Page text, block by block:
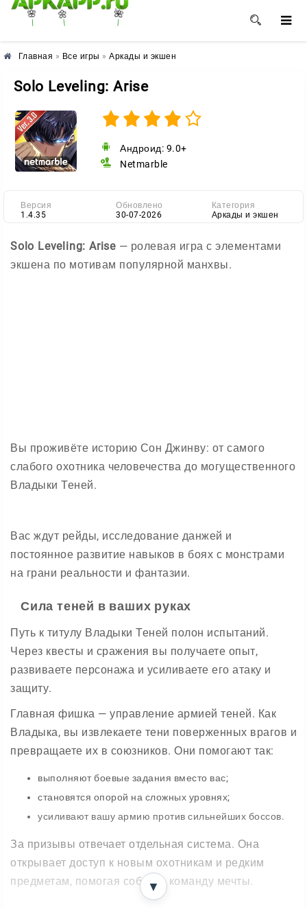
🌸 🌼 🌺
Главная » Все игры » Аркады и экшен
Solo Leveling: Arise
Андроид: 9.0+
Netmarble
Версия
1.4.35
Обновлено
30-07-2026
Категория
Аркады и экшен
Solo Leveling: Arise — ролевая игра с элементами
экшена по мотивам популярной манхвы.
Вы проживёте историю Сон Джинву: от самого
слабого охотника человечества до могущественного
Владыки Теней.
Вас ждут рейды, исследование данжей и
постоянное развитие навыков в боях с монстрами
на грани реальности и фантазии.
Сила теней в ваших руках
Путь к титулу Владыки Теней полон испытаний.
Через квесты и сражения вы получаете опыт,
развиваете персонажа и усиливаете его атаку и
защиту.
Главная фишка — управление армией теней. Как
Владыка, вы извлекаете тени поверженных врагов и
превращаете их в союзников. Они помогают так:
выполняют боевые задания вместо вас;
становятся опорой на сложных уровнях;
усиливают вашу армию против сильнейших боссов.
За призывы отвечает отдельная система. Она
открывает доступ к новым охотникам и редким
предметам, помогая собрать команду мечты.
▼